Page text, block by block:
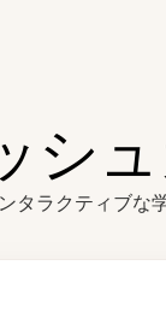
シ
タラクティブな